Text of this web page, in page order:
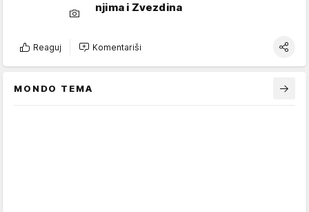
njima i Zvezdina
Reaguj Komentariši
MONDO TEMA